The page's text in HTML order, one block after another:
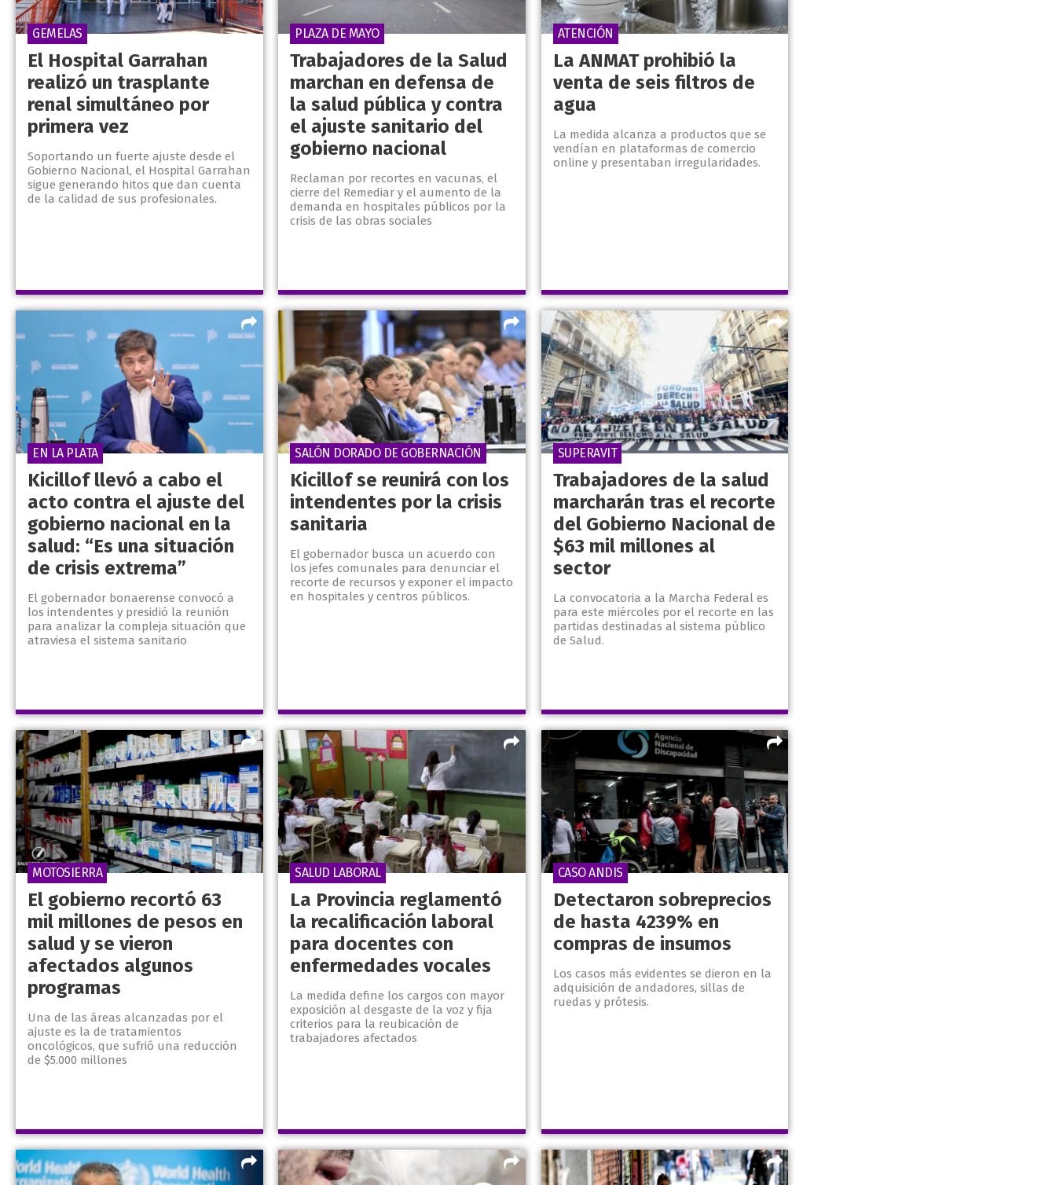
El Hospital Garrahan
realizó un trasplante
renal simultáneo por
primera vez
Soportando un fuerte ajuste desde el
Gobierno Nacional, el Hospital Garrahan
sigue generando hitos que dan cuenta
de la calidad de sus profesionales.
GEMELAS
Trabajadores de la Salud
marchan en defensa de
la salud pública y contra
el ajuste sanitario del
gobierno nacional
Reclaman por recortes en vacunas, el
cierre del Remediar y el aumento de la
demanda en hospitales públicos por la
crisis de las obras sociales
PLAZA DE MAYO
La ANMAT prohibió la
venta de seis filtros de
agua
La medida alcanza a productos que se
vendían en plataformas de comercio
online y presentaban irregularidades.
ATENCIÓN
Kicillof llevó a cabo el
acto contra el ajuste del
gobierno nacional en la
salud: “Es una situación
de crisis extrema”
El gobernador bonaerense convocó a
los intendentes y presidió la reunión
para analizar la compleja situación que
atraviesa el sistema sanitario
EN LA PLATA
Kicillof se reunirá con los
intendentes por la crisis
sanitaria
El gobernador busca un acuerdo con
los jefes comunales para denunciar el
recorte de recursos y exponer el impacto
en hospitales y centros públicos.
SALÓN DORADO DE GOBERNACIÓN
Trabajadores de la salud
marcharán tras el recorte
del Gobierno Nacional de
$63 mil millones al
sector
La convocatoria a la Marcha Federal es
para este miércoles por el recorte en las
partidas destinadas al sistema público
de Salud.
SUPERAVIT
El gobierno recortó 63
mil millones de pesos en
salud y se vieron
afectados algunos
programas
Una de las áreas alcanzadas por el
ajuste es la de tratamientos
oncológicos, que sufrió una reducción
de $5.000 millones
MOTOSIERRA
La Provincia reglamentó
la recalificación laboral
para docentes con
enfermedades vocales
La medida define los cargos con mayor
exposición al desgaste de la voz y fija
criterios para la reubicación de
trabajadores afectados
SALUD LABORAL
Detectaron sobreprecios
de hasta 4239% en
compras de insumos
Los casos más evidentes se dieron en la
adquisición de andadores, sillas de
ruedas y prótesis.
CASO ANDIS